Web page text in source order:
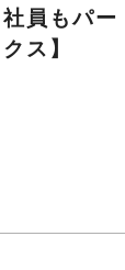
員もパー
ス】